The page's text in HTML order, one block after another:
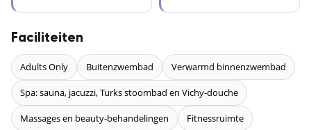
Faciliteiten
Adults Only Buitenzwembad Verwarmd binnenzwembad
Spa: sauna, jacuzzi, Turks stoombad en Vichy-douche
Massages en beauty-behandelingen Fitnessruimte